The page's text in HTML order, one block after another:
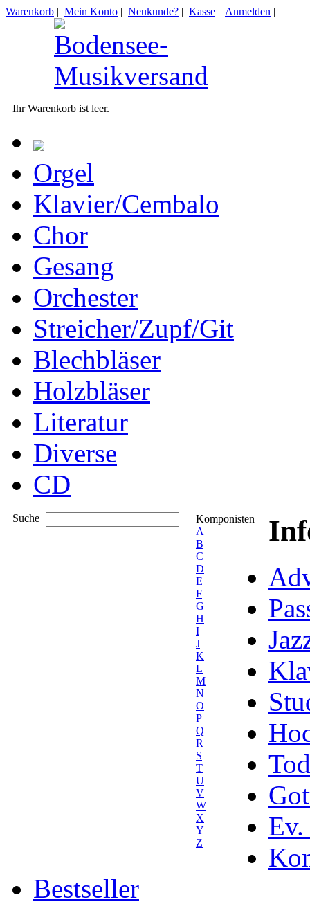
Warenkorb | Mein Konto | Neukunde? | Kasse | Anmelden |
Ihr Warenkorb ist leer.
Orgel
Klavier/Cembalo
Chor
Gesang
Orchester
Streicher/Zupf/Git
Blechbläser
Holzbläser
Literatur
Diverse
CD
Suche
Komponisten
A
B
C
D
E
F
G
H
I
J
K
L
M
N
O
P
Q
R
S
T
U
V
W
X
Y
Z
Ev.
Bestseller